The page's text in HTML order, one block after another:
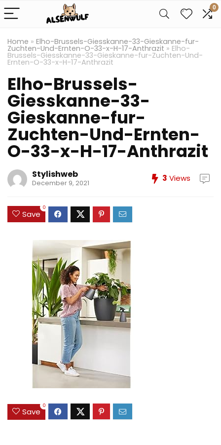
0
Home » Elho-Brussels-Giesskanne-33-Gieskanne-fur-
Zuchten-Und-Ernten-O-33-x-H-17-Anthrazit » Elho-
Brussels-Giesskanne-33-Gieskanne-fur-Zuchten-Und-
Ernten-O-33-x-H-17-Anthrazit
Elho-Brussels-
Giesskanne-33-
Gieskanne-fur-
Zuchten-Und-Ernten-
O-33-x-H-17-Anthrazit
Stylishweb
December 9, 2021 3 Views
Save
0
Save
0